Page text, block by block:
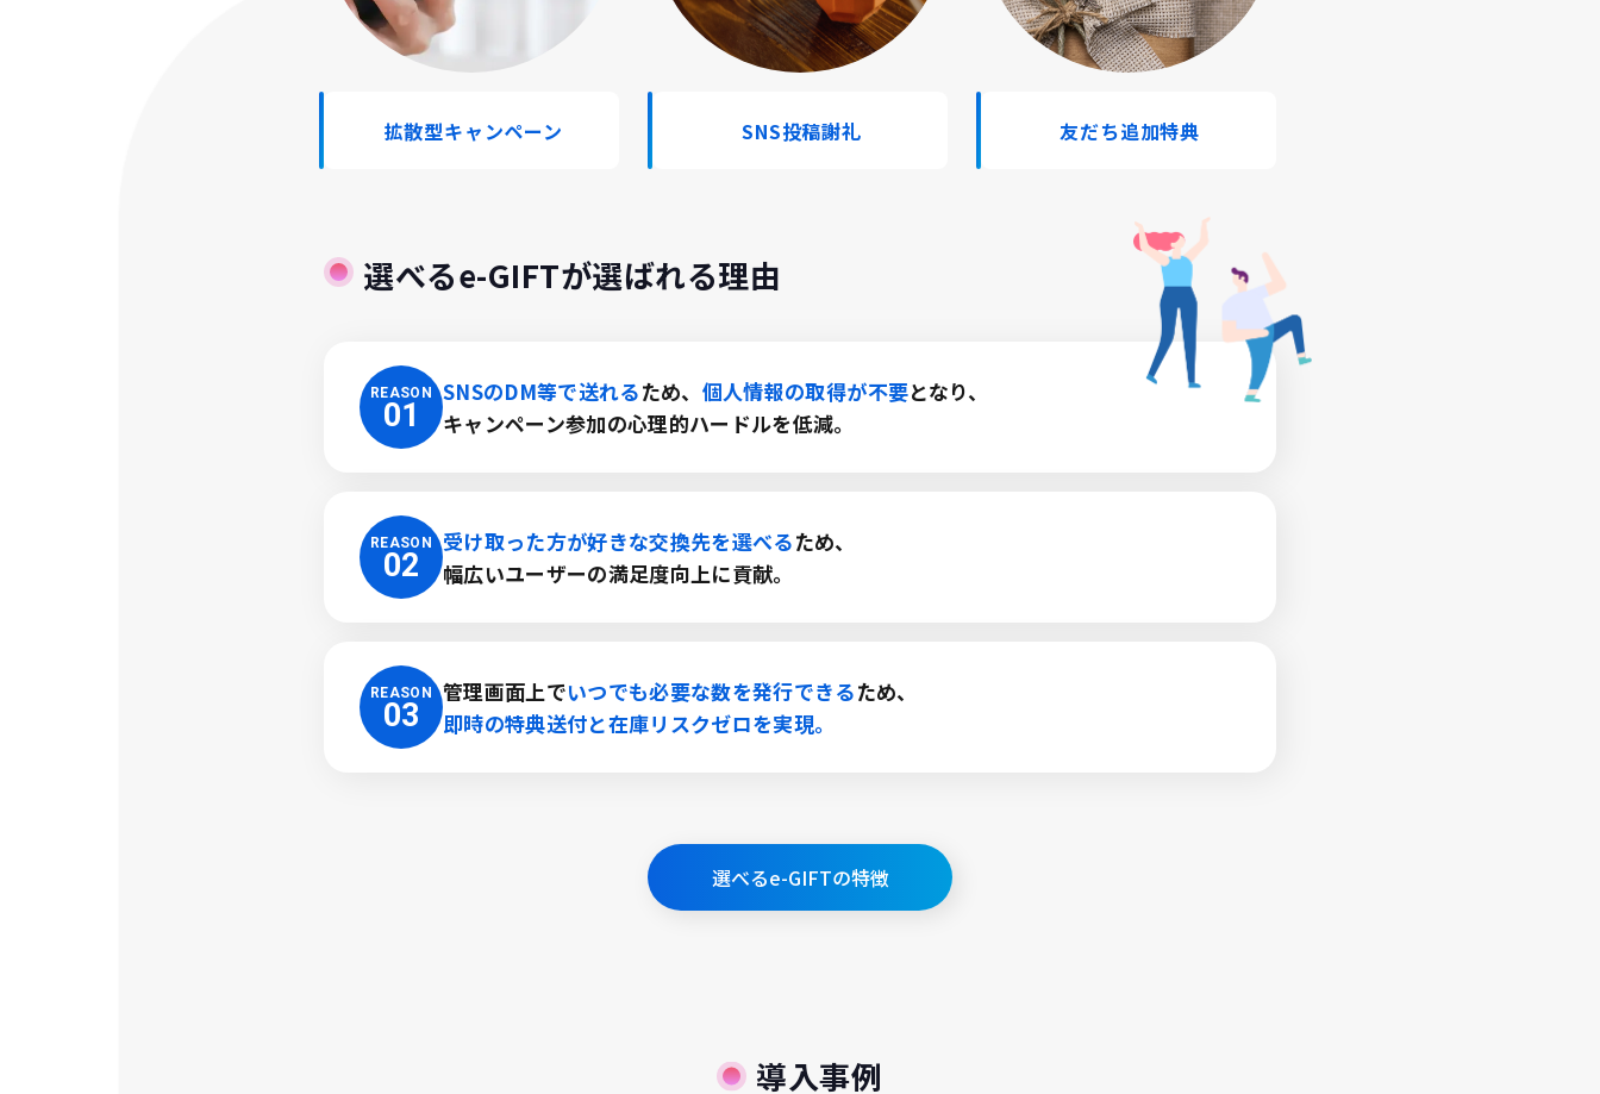
拡散型キャンペーン SNS投稿謝礼 友だち追加特典
選べるe-GIFTが選ばれる理由
REASON
01
SNSのDM等で送れるため、 個人情報の取得が不要となり、
キャンペーン参加の心理的ハードルを低減。
REASON
02
受け取った方が好きな交換先を選べるため、
幅広いユーザーの満足度向上に貢献。
REASON
03
管理画面上でいつでも必要な数を発行できるため、
即時の特典送付と在庫リスクゼロを実現。
選べるe-GIFTの特徴
導入事例